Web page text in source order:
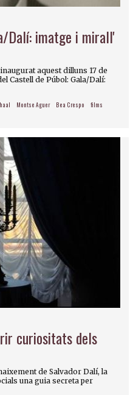
Dalí: imatge i mirall'
aquest dilluns 17 de
Castell de Púbol: Gala/Dalí:
Montse Aguer Bea Crespo
films
curiositats dels
de Salvador Dalí, la
una guia secreta per